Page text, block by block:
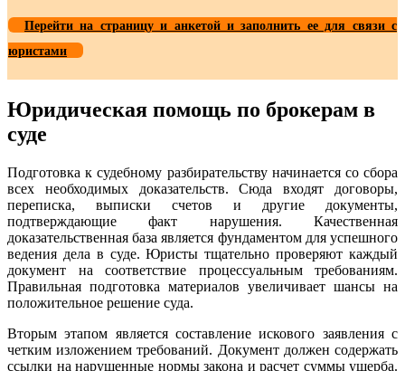
Перейти на страницу и анкетой и заполнить ее для связи с
юристами
Юридическая помощь по брокерам в
суде
Подготовка к судебному разбирательству начинается со сбора
всех необходимых доказательств. Сюда входят договоры,
переписка, выписки счетов и другие документы,
подтверждающие факт нарушения. Качественная
доказательственная база является фундаментом для успешного
ведения дела в суде. Юристы тщательно проверяют каждый
документ на соответствие процессуальным требованиям.
Правильная подготовка материалов увеличивает шансы на
положительное решение суда.
Вторым этапом является составление искового заявления с
четким изложением требований. Документ должен содержать
ссылки на нарушенные нормы закона и расчет суммы ущерба.